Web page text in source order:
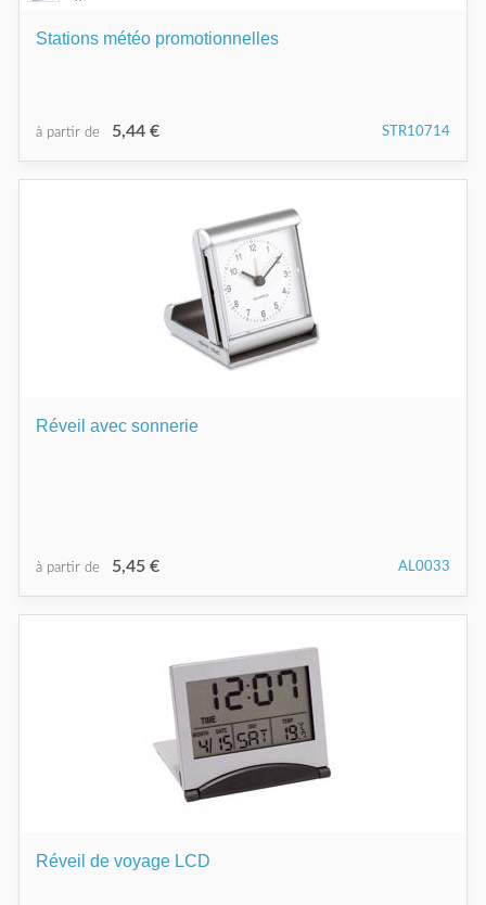
Stations météo promotionnelles
à partir de 5,44 € STR10714
Réveil avec sonnerie
à partir de 5,45 € AL0033
Réveil de voyage LCD